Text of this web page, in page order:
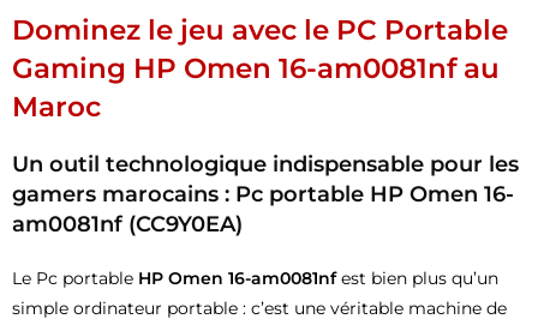
Dominez le jeu avec le PC Portable
Gaming HP Omen 16-am0081nf au
Maroc
Un outil technologique indispensable pour les
gamers marocains : Pc portable HP Omen 16-
am0081nf (CC9Y0EA)
Le Pc portable HP Omen 16-am0081nfest bien plus qu’un
simple ordinateur portable : c’est une véritable machine de